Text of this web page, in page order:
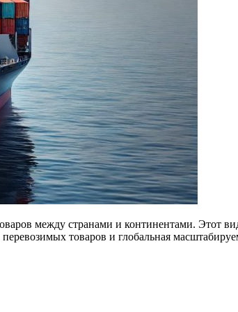
между странами и континентами. Этот
товаров и глобальная